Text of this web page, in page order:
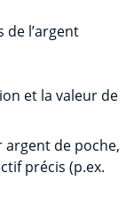
l’argent
et la valeur de
argent de poche,
précis (p.ex.